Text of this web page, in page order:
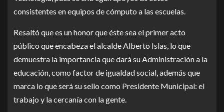
consistentes en equipos de cómputo a las escuelas.
Resaltó que es un honor que éste sea el primer acto
público que encabeza el alcalde Alberto Islas, lo que
demuestra la importancia que dará su Administración a la
educación, como factor de igualdad social, además que
marca lo que será su sello como Presidente Municipal: el
trabajo y la cercanía con la gente.